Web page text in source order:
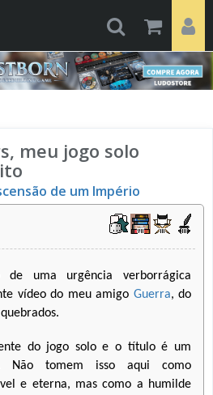
meu jogo solo
de um Império
uma urgência verborrágica
vídeo do meu amigo Guerra, do
do jogo solo e o título é um
Não tomem isso aqui como
e eterna, mas como a humilde